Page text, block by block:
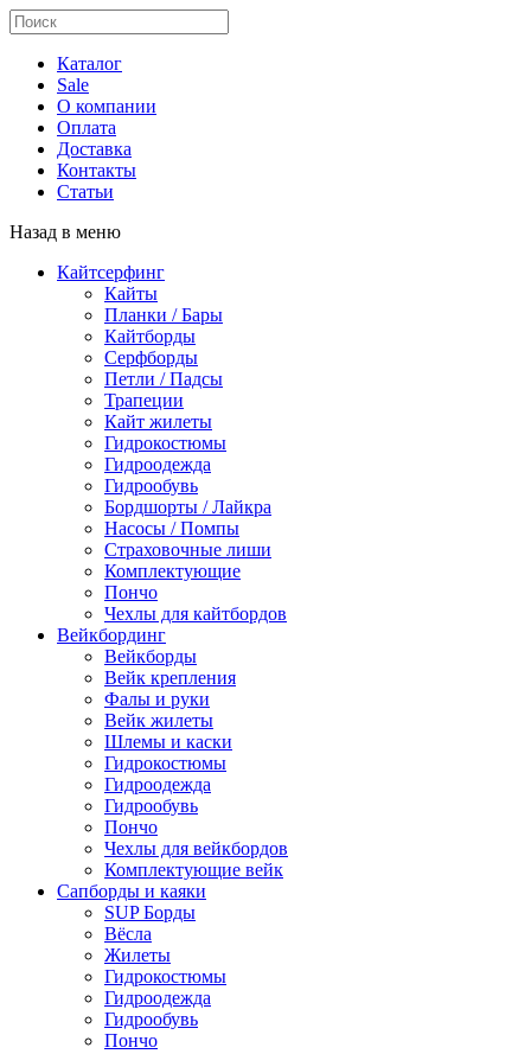
Каталог
Sale
О компании
Оплата
Доставка
Контакты
Статьи
Назад в меню
Кайтсерфинг
Кайты
Планки / Бары
Кайтборды
Серфборды
Петли / Падсы
Трапеции
Кайт жилеты
Гидрокостюмы
Гидроодежда
Гидрообувь
Бордшорты / Лайкра
Насосы / Помпы
Страховочные лиши
Комплектующие
Пончо
Чехлы для кайтбордов
Вейкбординг
Вейкборды
Вейк крепления
Фалы и руки
Вейк жилеты
Шлемы и каски
Гидрокостюмы
Гидроодежда
Гидрообувь
Пончо
Чехлы для вейкбордов
Комплектующие вейк
Сапборды и каяки
SUP Борды
Вёсла
Жилеты
Гидрокостюмы
Гидроодежда
Гидрообувь
Пончо